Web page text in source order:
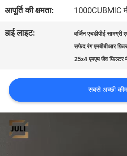
संपर्क
करें
बोली
मांगें
साइटमैप
आपूर्ति की क्षमता: 1000CUBMIC
हाई लाइट: वर्जिन एचडीपीई सामग्री
सफेद रंग एमबीबीआर
25x4 एमएम जैव फ़िल्टर
सबसे अच्छी